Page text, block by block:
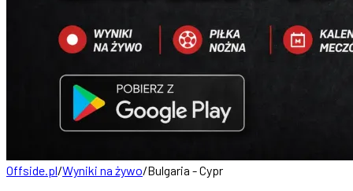
Offside.pl/Wyniki na żywo/Bulgaria - Cypr